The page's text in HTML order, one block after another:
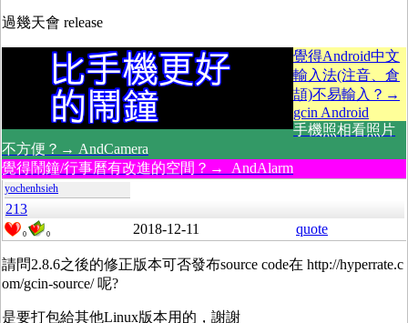
過幾天會 release
覺得Android中文
輸入法(注音、倉
頡)不易輸入？→
gcin Android
手機照相看照片
不方便？→ AndCamera
覺得鬧鐘/行事曆有改進的空間？→ AndAlarm
yochenhsieh
213
0 0 2018-12-11 quote
請問2.8.6之後的修正版本可否發布source code在 http://hyperrate.c
om/gcin-source/ 呢?
是要打包給其他Linux版本用的，謝謝